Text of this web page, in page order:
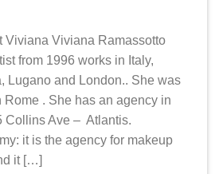
Viviana Ramassotto
from 1996 works in Italy,
Lugano and London.. She was
Rome . She has an agency in
Collins Ave – Atlantis.
it is the agency for makeup
it […]